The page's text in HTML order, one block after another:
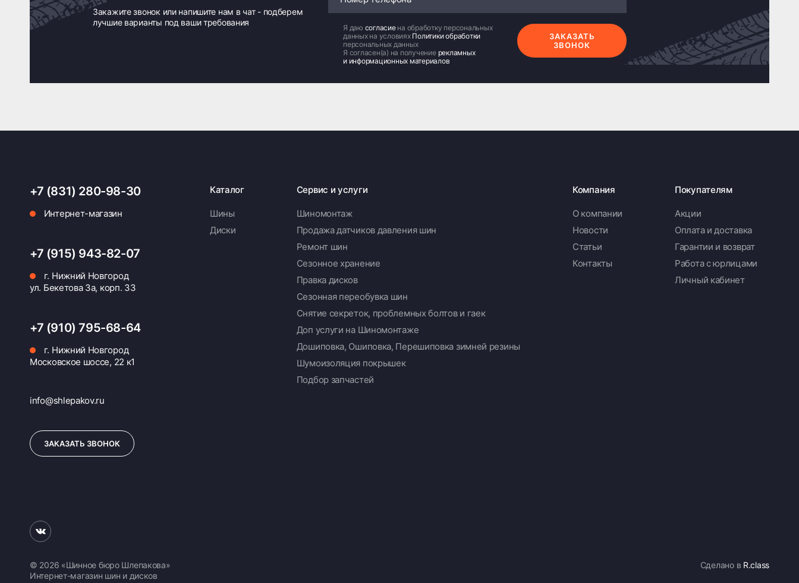
Закажите звонок или напишите нам в чат - подберем
лучшие варианты под ваши требования
Я даю согласие на обработку персональных
данных на условиях Политики обработки
персональных данных
Я согласен(а) на получение рекламных
и информационных материалов
ЗАКАЗАТЬ
ЗВОНОК
+7 (831) 280-98-30
Интернет-магазин
+7 (915) 943-82-07
г. Нижний Новгород
ул. Бекетова 3а, корп. 33
+7 (910) 795-68-64
г. Нижний Новгород
Московское шоссе, 22 к1
info@shlepakov.ru
ЗАКАЗАТЬ ЗВОНОК
Каталог
Шины
Диски
Сервис и услуги
Шиномонтаж
Продажа датчиков давления шин
Ремонт шин
Сезонное хранение
Правка дисков
Сезонная переобувка шин
Снятие секреток, проблемных болтов и гаек
Доп услуги на Шиномонтаже
Дошиповка, Ошиповка, Перешиповка зимней резины
Шумоизоляция покрышек
Подбор запчастей
Компания
О компании
Новости
Статьи
Контакты
Покупателям
Акции
Оплата и доставка
Гарантии и возврат
Работа с юрлицами
Личный кабинет
© 2026 «Шинное бюро Шлепакова»
Интернет-магазин шин и дисков
Сделано в R.class